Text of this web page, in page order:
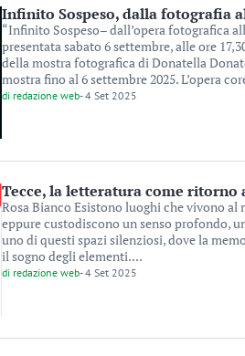
Infinito Sospeso, dalla fotografia
“Infinito Sospeso– dall’opera fotografica
presentata sabato 6 settembre, alle ore
della mostra fotografica di Donatella
mostra fino al 6 settembre 2025. L’opera
di redazione web-4 Set 2025
Tecce, la letteratura come ritorno
Rosa Bianco Esistono luoghi che vivono
eppure custodiscono un senso profondo,
uno di questi spazi silenziosi, dove la
il sogno degli elementi....
di redazione web-4 Set 2025